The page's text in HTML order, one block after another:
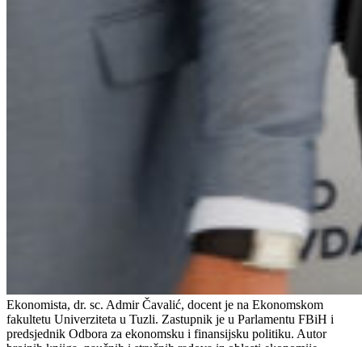
Ekonomista, dr. sc. Admir Čavalić, docent je na Ekonomskom
fakultetu Univerziteta u Tuzli. Zastupnik je u Parlamentu FBiH i
predsjednik Odbora za ekonomsku i finansijsku politiku. Autor